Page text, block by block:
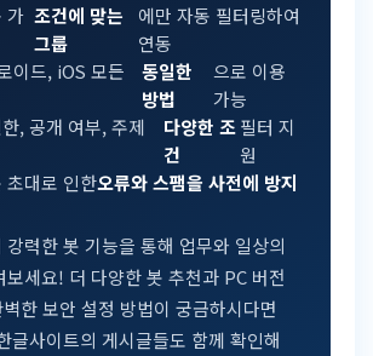
가 조건에 맞는
그룹
에만 자동 필터링하여
연동
이드, iOS 모든
동일한
방법
으로 이용
가능
, 공개 여부, 주제
다양한 조
건
필터 지
원
초대로 인한오류와 스팸을 사전에 방지
강력한 봇 기능을 통해 업무와 일상의
보세요! 더 다양한 봇 추천과 PC 버전
한 보안 설정 방법이 궁금하시다면
글사이트의 게시글들도 함께 확인해